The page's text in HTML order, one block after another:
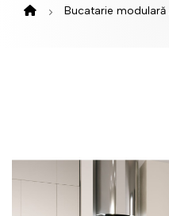
Bucatarie modulară